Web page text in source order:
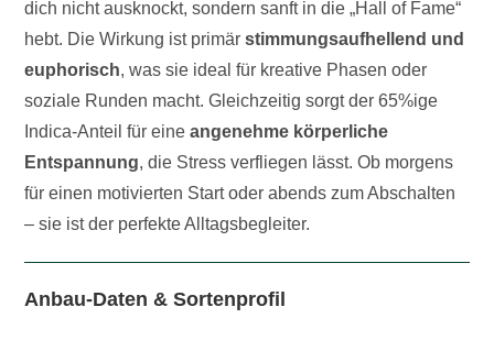
dich nicht ausknockt, sondern sanft in die „Hall of Fame“
hebt. Die Wirkung ist primärstimmungsaufhellend und
euphorisch, was sie ideal für kreative Phasen oder
soziale Runden macht. Gleichzeitig sorgt der 65%ige
Indica-Anteil für eineangenehme körperliche
Entspannung, die Stress verfliegen lässt. Ob morgens
für einen motivierten Start oder abends zum Abschalten
– sie ist der perfekte Alltagsbegleiter.
Anbau-Daten & Sortenprofil